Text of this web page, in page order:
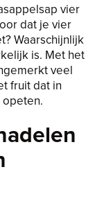
vier
dat je vier
Waarschijnlijk
is. Met het
veel
fruit dat in